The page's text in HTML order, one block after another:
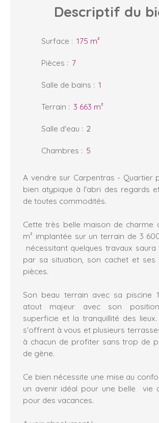
Descriptif du
Surface : 175 m²
Pièces : 7
Salle de bains : 1
Terrain : 3 663 m²
Salle d'eau : 2
Chambres : 5
A vendre sur Carpentras - Quartier
bien atypique à l'abri des regards
de toutes commodités.
Cette très belle maison de charme
m² implantée sur un terrain de 3
nécessitant quelques travaux saura
par sa situation, son cachet et ses
pièces.
Son beau terrain avec sa piscine
atout majeur avec son
superficie et la tranquillité des
s'offrent à vous et plusieurs
à chacun de profiter sans trop de
de gène.
Ce bien nécessite une mise au
un avenir idéal pour une belle vie
pour des vacances.